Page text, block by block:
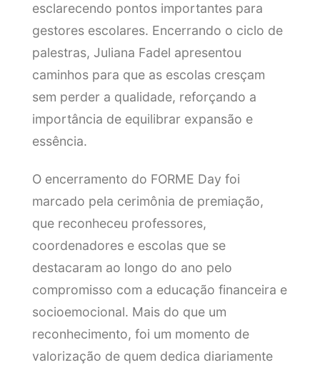
esclarecendo pontos importantes para
gestores escolares. Encerrando o ciclo de
palestras, Juliana Fadel apresentou
caminhos para que as escolas cresçam
sem perder a qualidade, reforçando a
importância de equilibrar expansão e
essência.
O encerramento do FORME Day foi
marcado pela cerimônia de premiação,
que reconheceu professores,
coordenadores e escolas que se
destacaram ao longo do ano pelo
compromisso com a educação financeira e
socioemocional. Mais do que um
reconhecimento, foi um momento de
valorização de quem dedica diariamente